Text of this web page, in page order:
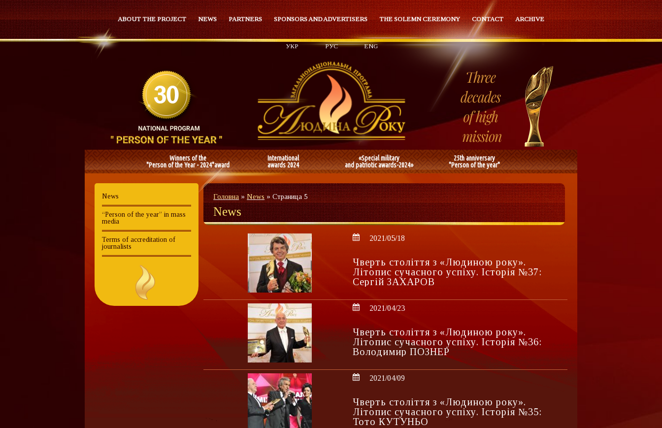
ABOUT THE PROJECT NEWS PARTNERS SPONSORS AND ADVERTISERS THE SOLEMN CEREMONY CONTACT ARCHIVE
УКР РУС ENG
Winners of the
"Person of the Year - 2024"award
International
awards 2024
«Special military
and patriotic awards-2024»
25th anniversary
"Person of the year"
News
“Person of the year” in mass
media
Terms of accreditation of
journalists
Головна»News»Страница 5
News
2021/05/18
Чверть століття з «Людиною року».
Літопис сучасного успіху. Історія №37:
Сергій ЗАХАРОВ
2021/04/23
Чверть століття з «Людиною року».
Літопис сучасного успіху. Історія №36:
Володимир ПОЗНЕР
2021/04/09
Чверть століття з «Людиною року».
Літопис сучасного успіху. Історія №35:
Тото КУТУНЬО